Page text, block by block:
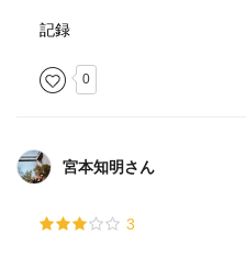
記録
0
宮本知明さん
3